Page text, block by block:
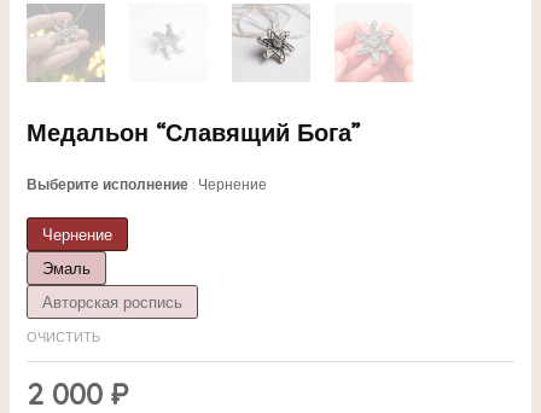
Медальон “Славящий Бога”
Выберите исполнение Чернение
Чернение
Эмаль
Авторская роспись
ОЧИСТИТЬ
2 000 ₽